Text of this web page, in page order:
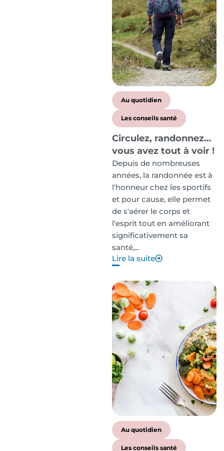
Au quotidien
Les conseils santé
Circulez, randonnez…
vous avez tout à voir !
Depuis de nombreuses
années, la randonnée est à
l'honneur chez les sportifs
et pour cause, elle permet
de s'aérer le corps et
l'esprit tout en améliorant
significativement sa
santé,...
Lire la suite
Au quotidien
Les conseils santé